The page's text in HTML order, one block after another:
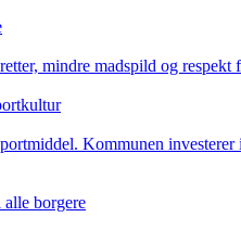
mindre madspild og
Kommunen
borgere